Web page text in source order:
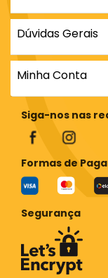
Dúvidas Gerais
Minha Conta
Siga-nos nas
Formas de
Segurança